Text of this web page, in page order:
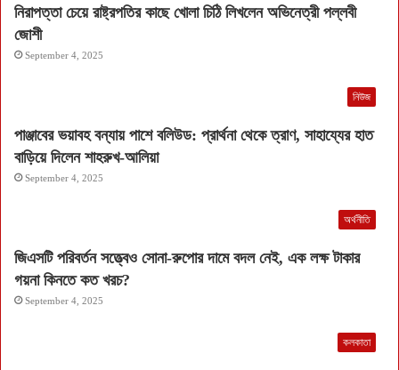
নিরাপত্তা চেয়ে রাষ্ট্রপতির কাছে খোলা চিঠি লিখলেন অভিনেত্রী পল্লবী
জোশী
September 4, 2025
নিউজ
পাঞ্জাবের ভয়াবহ বন্যায় পাশে বলিউড: প্রার্থনা থেকে ত্রাণ, সাহায্যের হাত
বাড়িয়ে দিলেন শাহরুখ-আলিয়া
September 4, 2025
অর্থনীতি
জিএসটি পরিবর্তন সত্ত্বেও সোনা-রুপোর দামে বদল নেই, এক লক্ষ টাকার
গয়না কিনতে কত খরচ?
September 4, 2025
কলকাতা